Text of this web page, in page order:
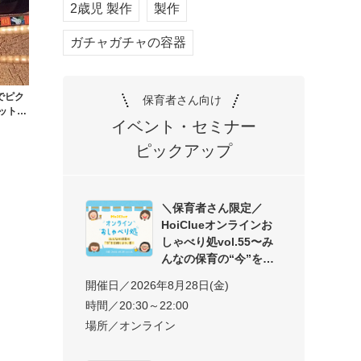
ピク
トフ
2歳児 製作 製作
ガチャガチャの容器
保育者さん向け
イベント・セミナー
ピックアップ
＼保育者さん限定／
HoiClueオンラインお
しゃべり処vol.55〜み
んなの保育の“今”を交
開催日／2026年8月28日(金)
時間／20:30～22:00
場所／オンライン